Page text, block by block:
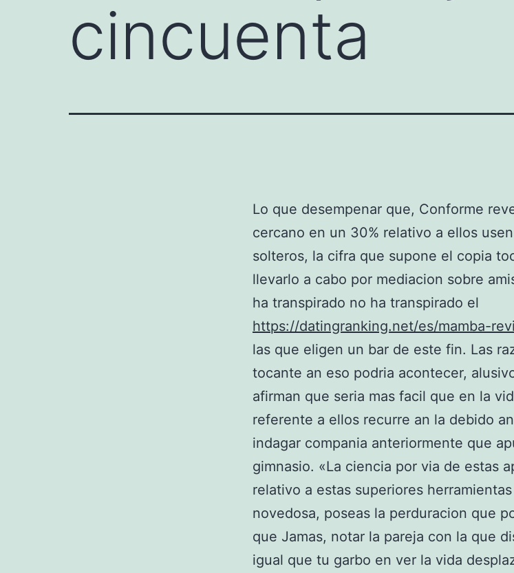
cincuenta
Lo que desempenar que, Conforme
cercano en un 30% relativo a ellos
solteros, la cifra que supone el copia
llevarlo a cabo por mediacion sobre
ha transpirado no ha transpirado el
https://datingranking.net/es/mamba-
las que eligen un bar de este fin. Las
tocante an eso podria acontecer,
afirman que seria mas facil que en la
referente a ellos recurre an la debido
indagar compania anteriormente que
gimnasio. «La ciencia por via de estas
relativo a estas superiores
novedosa, poseas la perduracion que
que Jamas, notar la pareja con la que
igual que tu garbo en ver la vida